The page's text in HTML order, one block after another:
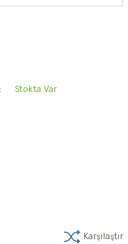
Stokta Var
Karşılaştır